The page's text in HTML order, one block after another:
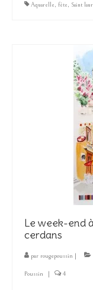
Aquarelle, fête, Saint
Le week-end
cerdans
par rougepoussin |
Poussin | 4